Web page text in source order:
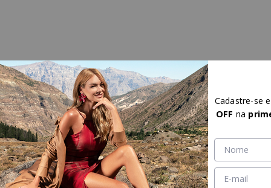
Cadastre-se
OFF na